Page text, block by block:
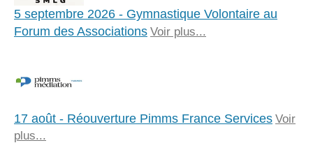
5 septembre 2026 - Gymnastique Volontaire au
Forum des Associations Voir plus...
17 août - Réouverture Pimms France Services Voir
plus...